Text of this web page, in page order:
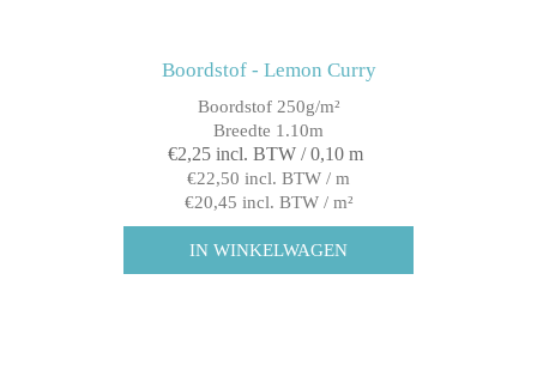
Boordstof - Lemon Curry
Boordstof 250g/m²
Breedte 1.10m
€2,25 incl. BTW / 0,10 m
€22,50 incl. BTW / m
€20,45 incl. BTW / m²